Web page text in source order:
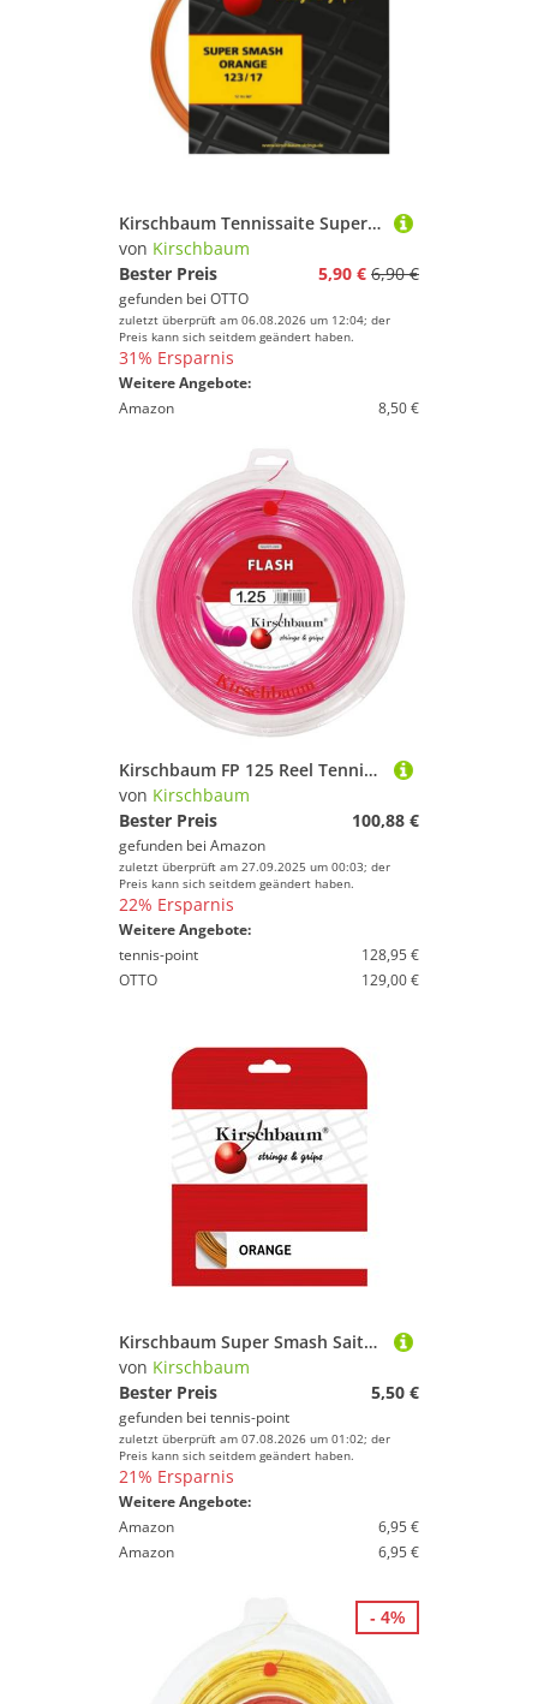
Kirschbaum Tennissaite Super Smash (Haltbarkeit+Kontrolle) orange 12m Set, Saitendicke: 1.28
von Kirschbaum
Bester Preis
5,90 € 6,90 €
gefunden bei OTTO
zuletzt überprüft am 06.08.2026 um 12:04; der
Preis kann sich seitdem geändert haben.
31% Ersparnis
Weitere Angebote:
Amazon
8,50 €
Kirschbaum FP 125 Reel Tennissaiten, Rose, 1.25
von Kirschbaum
Bester Preis
100,88 €
gefunden bei Amazon
zuletzt überprüft am 27.09.2025 um 00:03; der
Preis kann sich seitdem geändert haben.
22% Ersparnis
Weitere Angebote:
tennis-point
128,95 €
OTTO
129,00 €
Kirschbaum Super Smash Saitenset 12m - Orange
von Kirschbaum
Bester Preis
5,50 €
gefunden bei tennis-point
zuletzt überprüft am 07.08.2026 um 01:02; der
Preis kann sich seitdem geändert haben.
21% Ersparnis
Weitere Angebote:
Amazon
6,95 €
Amazon
6,95 €
- 4%